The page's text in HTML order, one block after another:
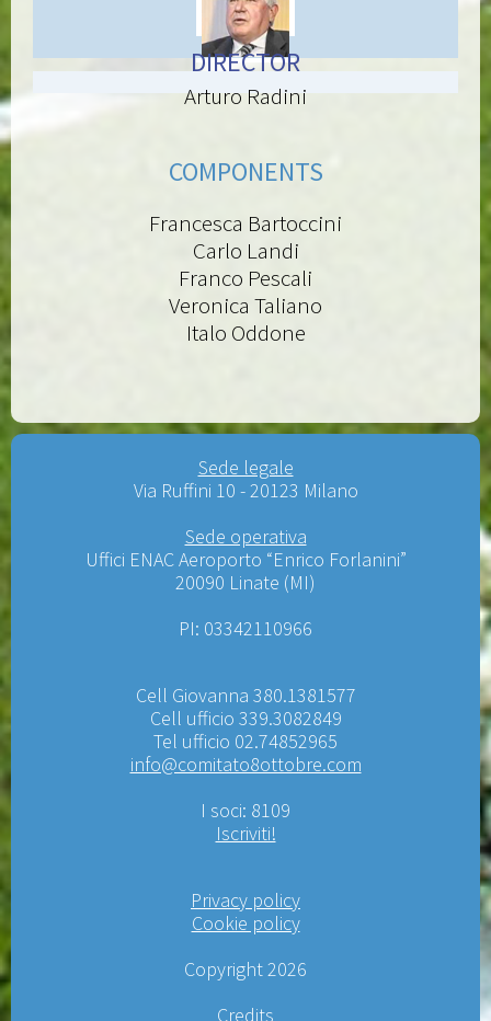
DIRECTOR
Arturo Radini
COMPONENTS
Francesca Bartoccini
Carlo Landi
Franco Pescali
Veronica Taliano
Italo Oddone
Sede legale
Via Ruffini 10 - 20123 Milano
Sede operativa
Uffici ENAC Aeroporto “Enrico Forlanini”
20090 Linate (MI)
PI: 03342110966
Cell Giovanna 380.1381577
Cell ufficio 339.3082849
Tel ufficio 02.74852965
info@comitato8ottobre.com
I soci: 8109
Iscriviti!
Privacy policy
Cookie policy
Copyright 2026
Credits